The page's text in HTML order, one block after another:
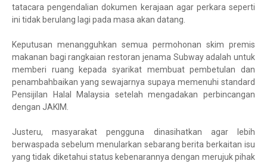
tatacara pengendalian dokumen kerajaan agar perkara seperti
ini tidak berulang lagi pada masa akan datang.
Keputusan menangguhkan semua permohonan skim premis
makanan bagi rangkaian restoran jenama Subway adalah untuk
memberi ruang kepada syarikat membuat pembetulan dan
penambahbaikan yang sewajarnya supaya memenuhi standard
Pensijilan Halal Malaysia setelah mengadakan perbincangan
dengan JAKIM.
Justeru, masyarakat pengguna dinasihatkan agar lebih
berwaspada sebelum menularkan sebarang berita berkaitan isu
yang tidak diketahui status kebenarannya dengan merujuk pihak